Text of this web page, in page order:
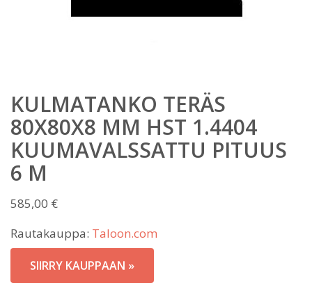
KULMATANKO TERÄS
80X80X8 MM HST 1.4404
KUUMAVALSSATTU PITUUS
6 M
585,00 €
Rautakauppa: Taloon.com
SIIRRY KAUPPAAN »